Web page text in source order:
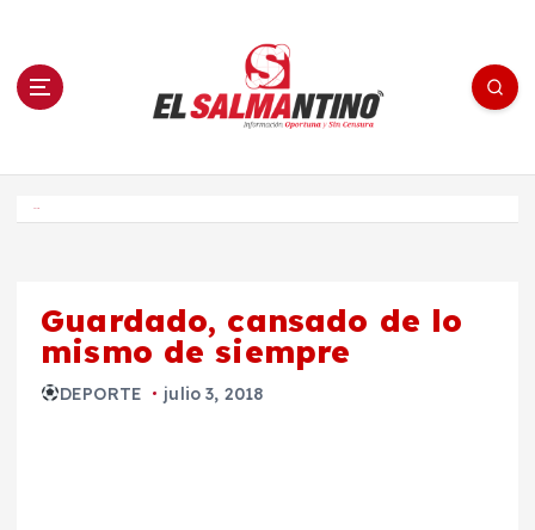
n El Salmantino - medios/noticias/editorial
Guardado, cansado de lo
mismo de siempre
DEPORTE julio 3, 2018